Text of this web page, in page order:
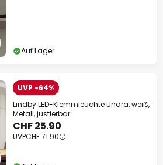
Auf Lager
UVP -64%
Lindby LED-Klemmleuchte Undra, weiß,
Metall, justierbar
CHF 25.90
UVPCHF 71.90